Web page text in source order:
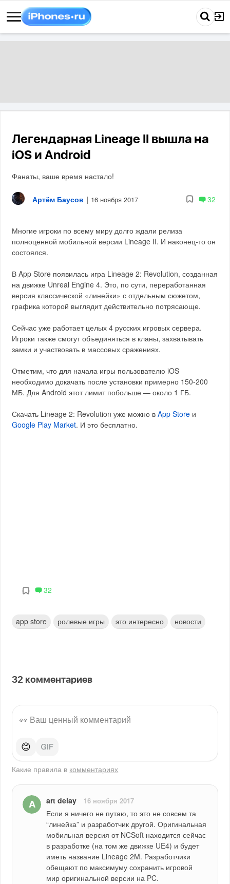
Легендарная Lineage II вышла на
iOS и Android
Фанаты, ваше время настало!
Артём Баусов | 16 ноября 2017 32
Многие игроки по всему миру долго ждали релиза
полноценной мобильной версии Lineage II. И наконец-то он
состоялся.
В App Store появилась игра Lineage 2: Revolution, созданная
на движке Unreal Engine 4. Это, по сути, переработанная
версия классической «линейки» с отдельным сюжетом,
графика которой выглядит действительно потрясающе.
Сейчас уже работает целых 4 русских игровых сервера.
Игроки также смогут объединяться в кланы, захватывать
замки и участвовать в массовых сражениях.
Отметим, что для начала игры пользователю iOS
необходимо докачать после установки примерно 150-200
МБ. Для Android этот лимит побольше — около 1 ГБ.
Скачать Lineage 2: Revolution уже можно вApp Store и
Google Play Market. И это бесплатно.
32
app store ролевые игры это интересно новости
32 комментариев
😊
Какие правила в комментариях
art delay 16 ноября 2017
Если я ничего не путаю, то это не совсем та
“линейка” и разработчик другой. Оригинальная
мобильная версия от NCSoft находится сейчас
в разработке (на том же движке UE4) и будет
иметь название Lineage 2M. Разработчики
обещают по максимуму сохранить игровой
мир оригинальной версии на PC.